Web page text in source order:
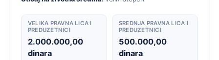
VELIKA PRAVNA LICA I
PREDUZETNICI
2.000.000,00
dinara
SREDNJA PRAVNA LICA I
PREDUZETNICI
500.000,00
dinara